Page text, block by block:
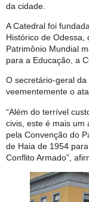
da cidade.
A Catedral foi
Histórico de Odessa,
Patrimônio Mundial
para a Educação, a
O secretário-geral
veementemente o
“Além do terrível
civis, este é mais um
pela Convenção do
de Haia de 1954
Conflito Armado”,